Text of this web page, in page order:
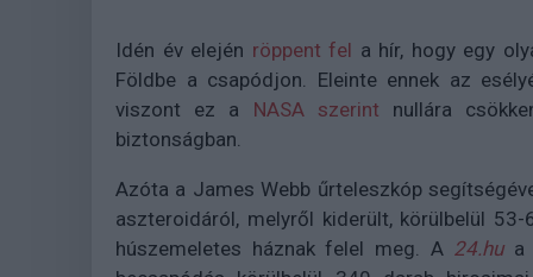
Idén év elején röppent fel a hír, hogy egy
Földbe a csapódjon. Eleinte ennek az
viszont ez a NASA szerint nullára
biztonságban.
Azóta a James Webb űrteleszkóp
aszteroidáról, melyről kiderült, körülbelül
húszemeletes háznak felel meg. A 24.hua